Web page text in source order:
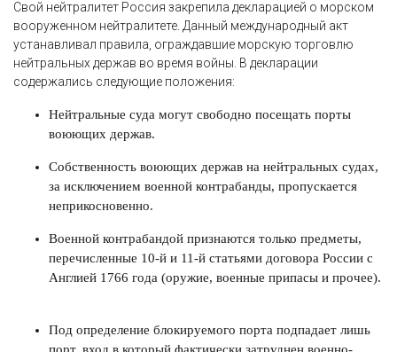
Свой нейтралитет Россия закрепила декларацией о морском
вооруженном нейтралитете. Данный международный акт
устанавливал правила, ограждавшие морскую торговлю
нейтральных держав во время войны. В декларации
содержались следующие положения:
Нейтральные суда могут свободно посещать порты
воюющих держав.
Собственность воюющих держав на нейтральных судах,
за исключением военной контрабанды, пропускается
неприкосновенно.
Военной контрабандой признаются только предметы,
перечисленные 10-й и 11-й статьями договора России с
Англией 1766 года (оружие, военные припасы и прочее).
Под определение блокируемого порта подпадает лишь